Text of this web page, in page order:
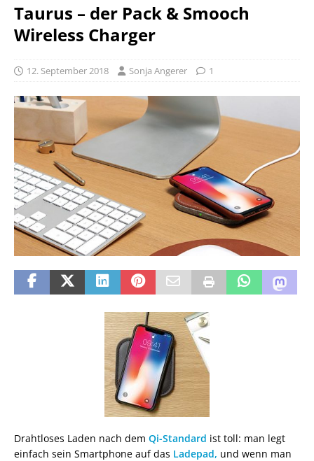
Taurus – der Pack & Smooch
Wireless Charger
12. September 2018 Sonja Angerer 1
Drahtloses Laden nach dem Qi-Standard ist toll: man legt
einfach sein Smartphone auf das Ladepad, und wenn man